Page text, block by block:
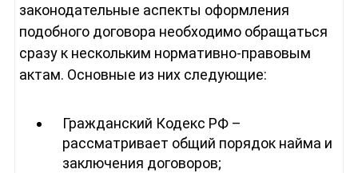
законодательные аспекты оформления
подобного договора необходимо обращаться
сразу к нескольким нормативно-правовым
актам. Основные из них следующие:
Гражданский Кодекс РФ –
рассматривает общий порядок найма и
заключения договоров;